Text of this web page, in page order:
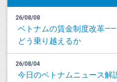
26/08/08
ベトナムの賃金制度改革
どう乗り越えるか
26/08/04
今日のベトナムニュース